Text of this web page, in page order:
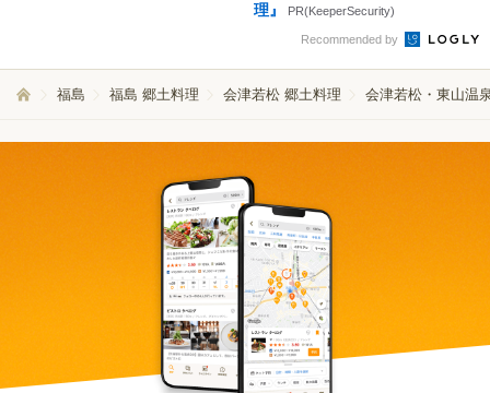
理』
PR(KeeperSecurity)
Recommended by
福島 福島 郷土料理 会津若松 郷土料理 会津若松・東山温